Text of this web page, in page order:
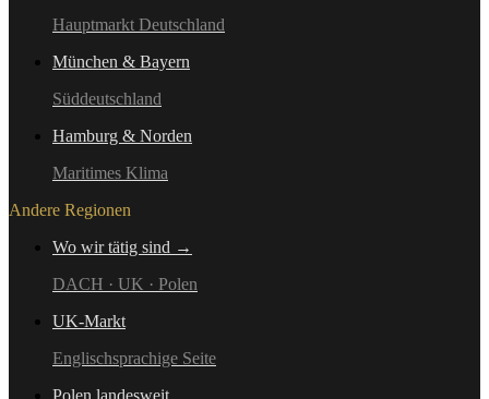
Hauptmarkt Deutschland
München & Bayern
Süddeutschland
Hamburg & Norden
Maritimes Klima
Andere Regionen
Wo wir tätig sind →
DACH · UK · Polen
UK-Markt
Englischsprachige Seite
Polen landesweit